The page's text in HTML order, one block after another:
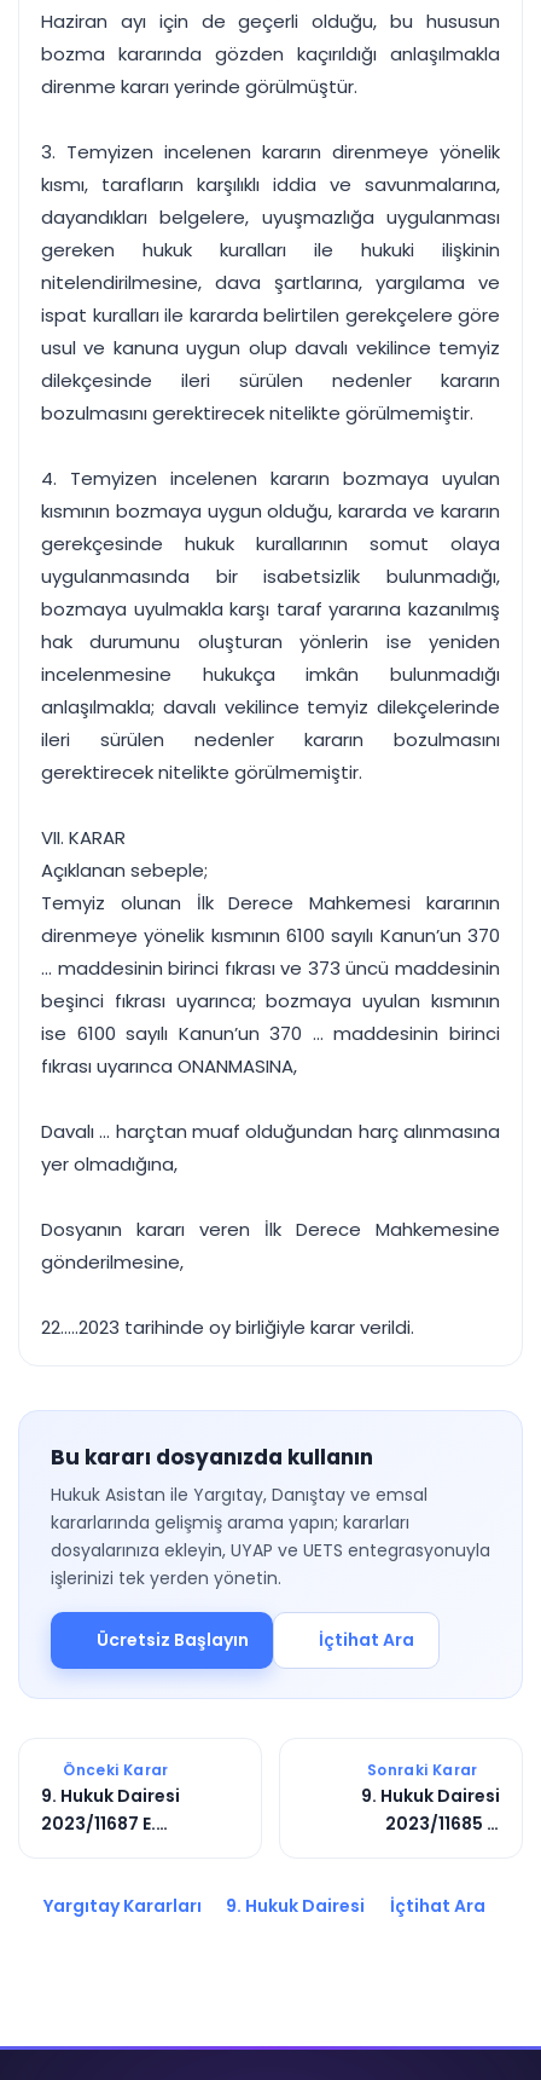
Haziran ayı için de geçerli olduğu, bu hususun
bozma kararında gözden kaçırıldığı anlaşılmakla
direnme kararı yerinde görülmüştür.
3. Temyizen incelenen kararın direnmeye yönelik
kısmı, tarafların karşılıklı iddia ve savunmalarına,
dayandıkları belgelere, uyuşmazlığa uygulanması
gereken hukuk kuralları ile hukuki ilişkinin
nitelendirilmesine, dava şartlarına, yargılama ve
ispat kuralları ile kararda belirtilen gerekçelere göre
usul ve kanuna uygun olup davalı vekilince temyiz
dilekçesinde ileri sürülen nedenler kararın
bozulmasını gerektirecek nitelikte görülmemiştir.
4. Temyizen incelenen kararın bozmaya uyulan
kısmının bozmaya uygun olduğu, kararda ve kararın
gerekçesinde hukuk kurallarının somut olaya
uygulanmasında bir isabetsizlik bulunmadığı,
bozmaya uyulmakla karşı taraf yararına kazanılmış
hak durumunu oluşturan yönlerin ise yeniden
incelenmesine hukukça imkân bulunmadığı
anlaşılmakla; davalı vekilince temyiz dilekçelerinde
ileri sürülen nedenler kararın bozulmasını
gerektirecek nitelikte görülmemiştir.
VII. KARAR
Açıklanan sebeple;
Temyiz olunan İlk Derece Mahkemesi kararının
direnmeye yönelik kısmının 6100 sayılı Kanun’un 370
... maddesinin birinci fıkrası ve 373 üncü maddesinin
beşinci fıkrası uyarınca; bozmaya uyulan kısmının
ise 6100 sayılı Kanun’un 370 ... maddesinin birinci
fıkrası uyarınca ONANMASINA,
Davalı ... harçtan muaf olduğundan harç alınmasına
yer olmadığına,
Dosyanın kararı veren İlk Derece Mahkemesine
gönderilmesine,
22.....2023 tarihinde oy birliğiyle karar verildi.
Bu kararı dosyanızda kullanın
Hukuk Asistan ile Yargıtay, Danıştay ve emsal
kararlarında gelişmiş arama yapın; kararları
dosyalarınıza ekleyin, UYAP ve UETS entegrasyonuyla
işlerinizi tek yerden yönetin.
Ücretsiz Başlayın İçtihat Ara
Önceki Karar
9. Hukuk Dairesi
2023/11687 E.
Sonraki Karar
9. Hukuk Dairesi
2023/11685 E.
Yargıtay Kararları 9. Hukuk Dairesi İçtihat Ara